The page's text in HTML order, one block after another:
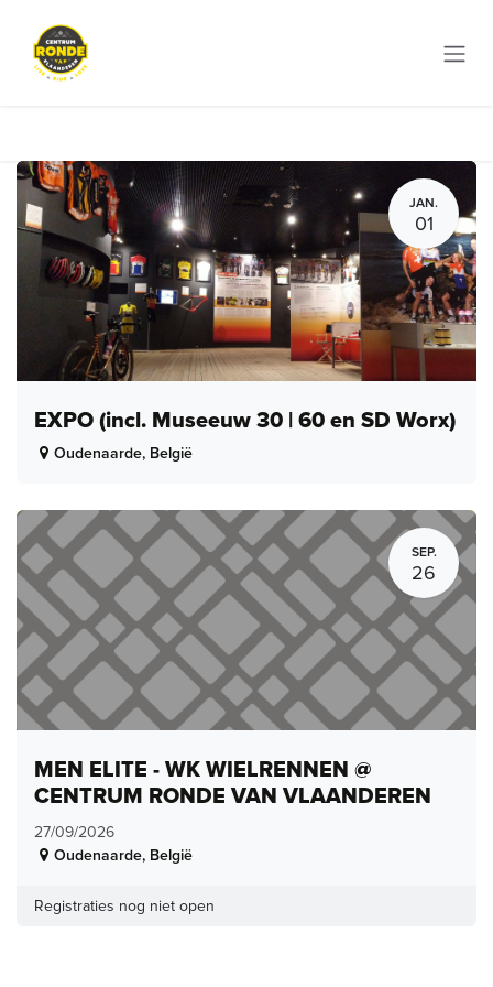
JAN.
01
EXPO (incl. Museeuw 30 | 60 en SD Worx)
Oudenaarde, België
SEP.
26
MEN ELITE - WK WIELRENNEN @
CENTRUM RONDE VAN VLAANDEREN
27/09/2026
Oudenaarde, België
Registraties nog niet open